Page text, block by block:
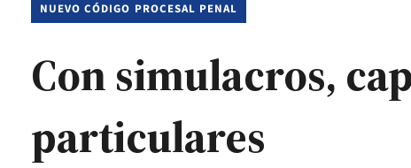
NUEVO CÓDIGO PROCESAL PENAL
Con simulacros,
particulares